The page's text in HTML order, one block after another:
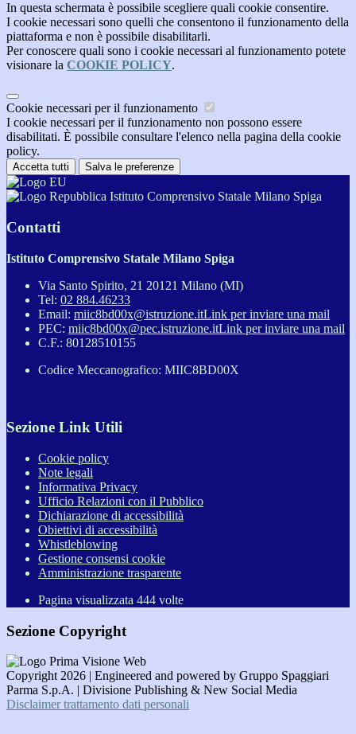
In questa schermata è possibile scegliere quali cookie consentire.
I cookie necessari sono quelli che consentono il funzionamento della
piattaforma e non è possibile disabilitarli.
Per conoscere quali sono i cookie necessari al funzionamento potete
visionare la COOKIE POLICY.
Cookie necessari per il funzionamento
I cookie necessari per il funzionamento non possono essere
disabilitati. È possibile consultare l'elenco nella pagina della cookie
policy.
Accetta tutti Salva le preferenze
Istituto Comprensivo Statale Milano Spiga
Contatti
Istituto Comprensivo Statale Milano Spiga
Via Santo Spirito, 21 20121 Milano (MI)
Tel: 02 884.46233
Email: miic8bd00x@istruzione.itLink per inviare una mail
PEC: miic8bd00x@pec.istruzione.itLink per inviare una mail
C.F.: 80128510155
Codice Meccanografico: MIIC8BD00X
Sezione Link Utili
Cookie policy
Note legali
Informativa Privacy
Ufficio Relazioni con il Pubblico
Dichiarazione di accessibilità
Obiettivi di accessibilità
Whistleblowing
Gestione consensi cookie
Amministrazione trasparente
Pagina visualizzata 444 volte
Sezione Copyright
Copyright 2026 | Engineered and powered by Gruppo Spaggiari
Parma S.p.A. | Divisione Publishing & New Social Media
Disclaimer trattamento dati personali